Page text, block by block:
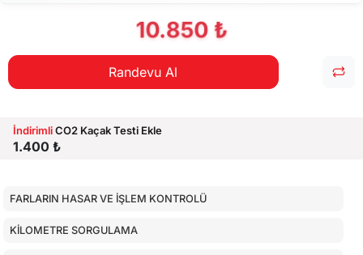
10.850 ₺
Randevu Al
İndirimliCO2 Kaçak Testi Ekle
1.400 ₺
FARLARIN HASAR VE İŞLEM KONTROLÜ
KİLOMETRE SORGULAMA